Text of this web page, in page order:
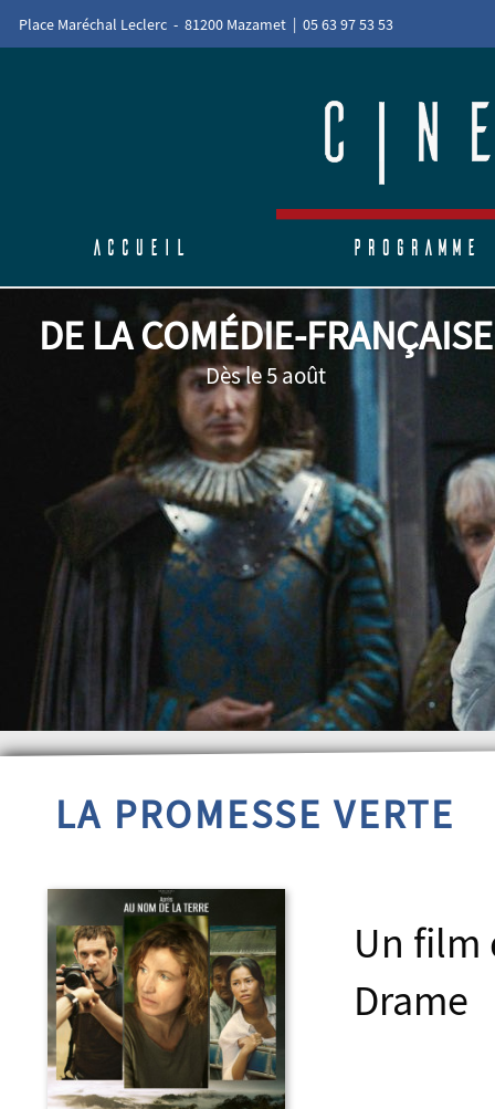
Place Maréchal Leclerc - 81200 Mazamet | 05 63 97 53 53
Accueil Programme
DE LA COMÉDIE-FRANÇAISE
Dès le 5 août
LA PROMESSE VERTE
Un film